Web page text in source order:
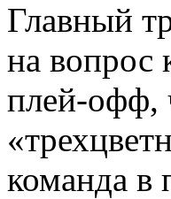
Главный
на вопрос
плей-офф,
команда в